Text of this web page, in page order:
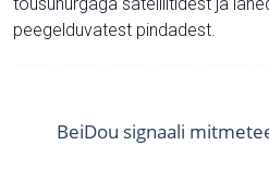
peegelduvatest pindadest.
BeiDou signaali